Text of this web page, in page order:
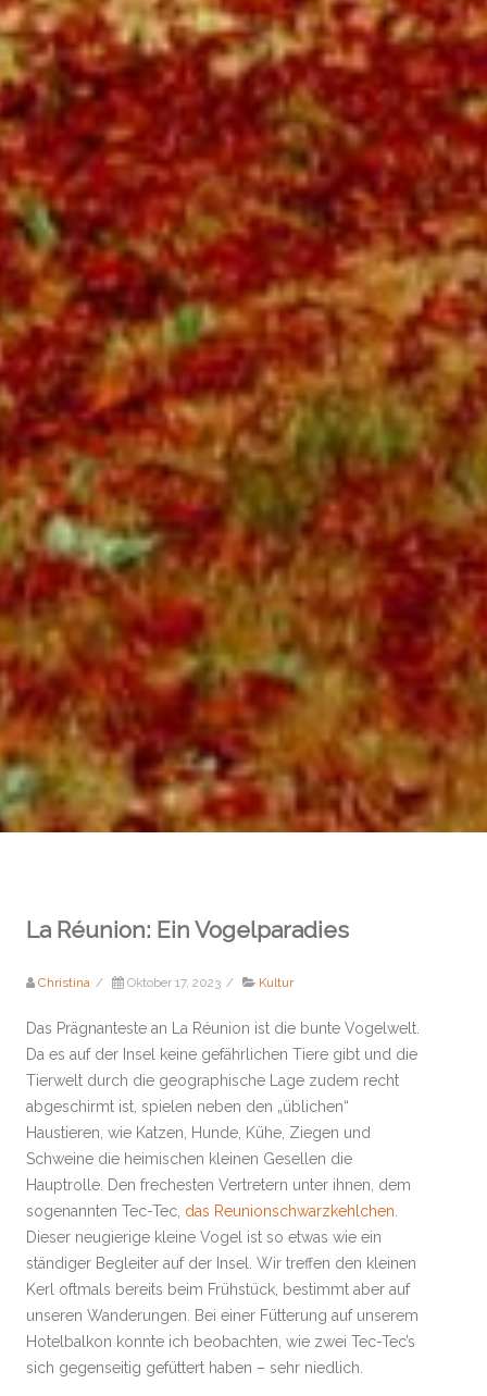
La Réunion: Ein Vogelparadies
Christina / Oktober 17, 2023 / Kultur
Das Prägnanteste an La Réunion ist die bunte Vogelwelt.
Da es auf der Insel keine gefährlichen Tiere gibt und die
Tierwelt durch die geographische Lage zudem recht
abgeschirmt ist, spielen neben den „üblichen“
Haustieren, wie Katzen, Hunde, Kühe, Ziegen und
Schweine die heimischen kleinen Gesellen die
Hauptrolle. Den frechesten Vertretern unter ihnen, dem
sogenannten Tec-Tec, das Reunionschwarzkehlchen
Dieser neugierige kleine Vogel ist so etwas wie ein
ständiger Begleiter auf der Insel. Wir treffen den kleinen
Kerl oftmals bereits beim Frühstück, bestimmt aber auf
unseren Wanderungen. Bei einer Fütterung auf unserem
Hotelbalkon konnte ich beobachten, wie zwei Tec-Tec’s
sich gegenseitig gefüttert haben – sehr niedlich.